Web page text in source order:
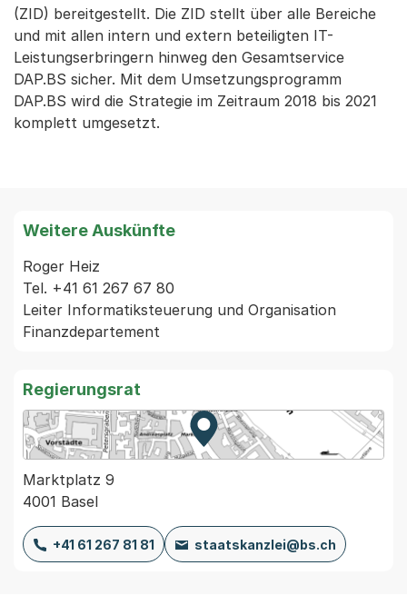
(ZID) bereitgestellt. Die ZID stellt über alle Bereiche
und mit allen intern und extern beteiligten IT-
Leistungserbringern hinweg den Gesamtservice
DAP.BS sicher. Mit dem Umsetzungsprogramm
DAP.BS wird die Strategie im Zeitraum 2018 bis 2021
komplett umgesetzt.
Weitere Auskünfte
Roger Heiz
Tel. +41 61 267 67 80
Leiter Informatiksteuerung und Organisation
Regierungsrat
Zur Karte von MapBS.
Externer Link, wird in einem
Marktplatz 9
4001 Basel
+41 61 267 81 81 staatskanzlei@bs.ch